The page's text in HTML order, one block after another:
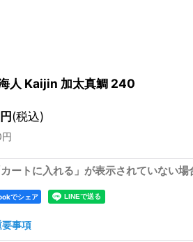
人 Kaijin 加太真鯛 240
円(税込)
円
ートに入れる」が表示されていない
でシェア
事項